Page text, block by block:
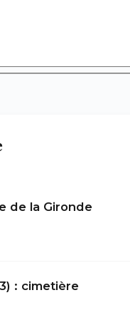
de la Gironde
: cimetière